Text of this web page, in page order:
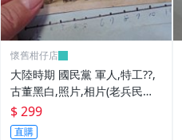
懷舊柑仔店
大陸時期 國民黨 軍人,特工??,
古董黑白,照片,相片(老兵民國3
8年從大陸帶來台灣的) **稀少
品6
$ 299
直購